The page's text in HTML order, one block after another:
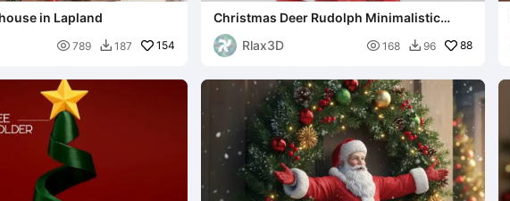
in Lapland
 789  187 154
Christmas Deer Rudolph Minimalistic
zZzZ decoration
Rlax3D
 168  96 88